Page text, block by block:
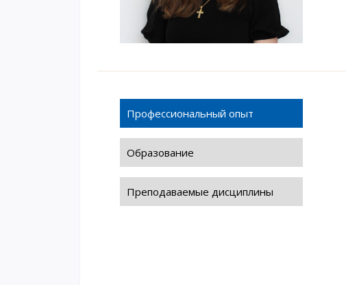
Профессиональный опыт
Образование
Преподаваемые дисциплины